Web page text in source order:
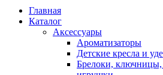
Главная
Каталог
Аксессуары
Ароматизаторы
Детские кресла и
Брелоки,